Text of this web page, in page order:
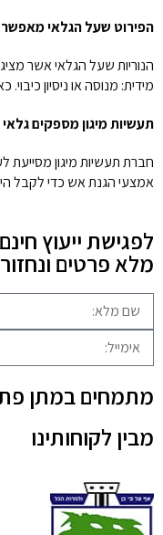
הפירוט שעל הגלאי
מידית: מנוסה או ניסיון
תעשיות מיגון מספקים
חברת תעשיות מיגון מסייעת
אמצעי הגנת אש כדי לקבל
לפגישת ייעוץ
מלא פרטים
מתמחים במתן
מבין לקוחותינו